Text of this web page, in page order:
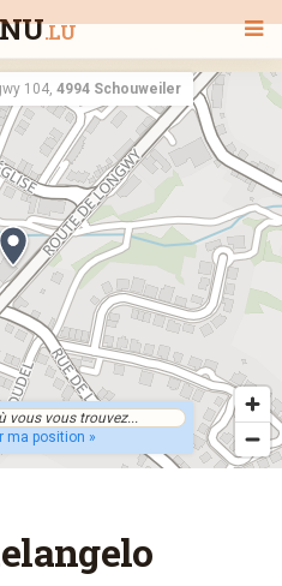
.LU
UN RESTAURANT
104, 4994 Schouweiler
ma position »